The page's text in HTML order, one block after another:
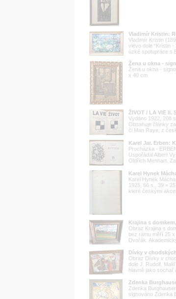
Vladimír Kristin:
Vladimír Kristin
vlevo dole “Kristin
úzké spolupráce s
Žena u okna -
Žena u okna -
x 40 cm
ŽIVOT / LA VIE II.
Vydáno 1922, 208
Obsahuje články
či Man Raye, z
Karel Jar. Erben:
Procházka -
Uspořádal Albert
Oldřich Menhart.
Karel Hynek
Karel Hynek
1925, 66 s., 39 ×
které českými
Krajina s
Obraz Krajina s
bez rámu měří 25
Dvořák.
Dívky v
Obraz Dívky v
dole J. Rudolf.
hlavně jako sochař
Zdenka
Zdenka
signováno Zdenka